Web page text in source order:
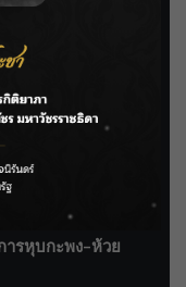
ครงการประตู
นอะไรหลังจาก
ารหุบกะพง–ห้วย